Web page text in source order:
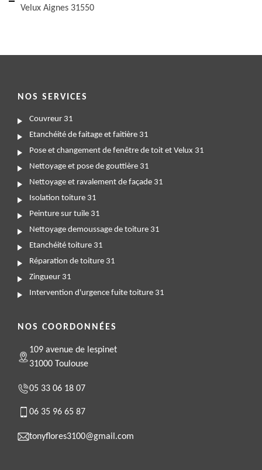
Velux Aignes 31550
NOS SERVICES
Couvreur 31
Etanchéité de faitage et faitière 31
Pose et changement de fenêtre de toit et Velux 31
Nettoyage et pose de gouttière 31
Nettoyage et ravalement de façade 31
Isolation toiture 31
Peinture sur tuile 31
Nettoyage demoussage de toiture 31
Etanchéité toiture 31
Réparation de toiture 31
Zingueur 31
Intervention d'urgence fuite toiture 31
NOS COORDONNÉES
109 avenue de lespinet
31000 Toulouse
05 33 06 18 07
06 35 96 65 87
tonyflores3100@gmail.com